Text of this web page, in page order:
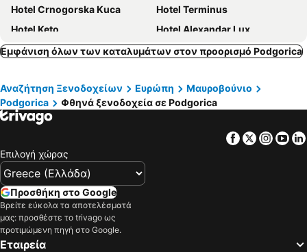
Hotel Crnogorska Kuca
Hotel Terminus
Hotel Keto
Hotel Alexandar Lux
Hotel Lazaro
Signum Hotel
Hotel Evropa
Hotel Aurel
Hotel Kerber
Ideall Garni
Top-Top
Εμφάνιση όλων των καταλυμάτων στον προορισμό Podgorica
Αναζήτηση Ξενοδοχείων Ευρώπη
Μαυροβούνιο
Podgorica
Φθηνά ξενοδοχεία σε Podgorica
Facebook
Twitter
Επιλογή χώρας
Προσθήκη στο Google
Βρείτε εύκολα τα αποτελέσματά
μας: προσθέστε το trivago ως
προτιμώμενη πηγή στο Google.
Εταιρεία